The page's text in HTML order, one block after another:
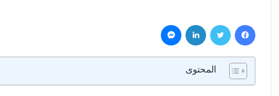
فيسبوك تويتر لينكدإن
المحتوى